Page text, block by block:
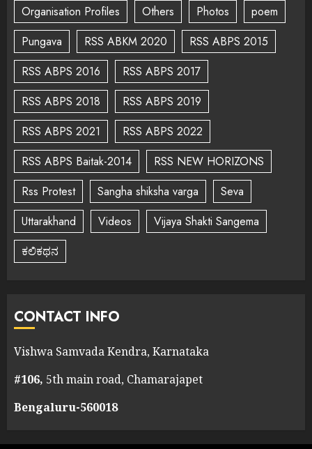
Organisation Profiles
Others Photos
poem
Pungava
RSS ABKM 2020
RSS ABPS 2015
RSS ABPS 2016
RSS ABPS 2017
RSS ABPS 2018
RSS ABPS 2019
RSS ABPS 2021
RSS ABPS 2022
RSS ABPS Baitak-2014
RSS NEW HORIZONS
Rss Protest
Sangha shiksha varga
Seva
Uttarakhand
Videos
Vijaya Shakti Sangema
ಕಲಿಕಥನ
CONTACT INFO
Vishwa Samvada Kendra, Karnataka
#106, 5th main road, Chamarajapet
Bengaluru-560018